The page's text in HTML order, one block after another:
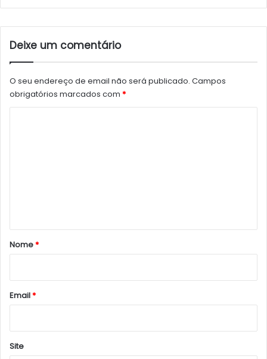
Deixe um comentário
O seu endereço de email não será publicado. Campos
obrigatórios marcados com *
r
*
Nome*
Email*
Site